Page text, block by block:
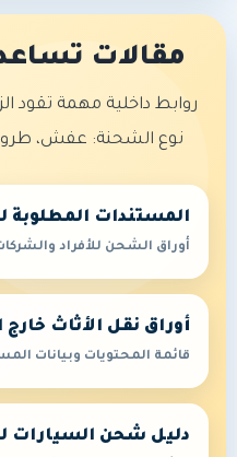
مقالات
روابط داخلية مهمة تقود
نوع الشحنة: عفش،
المستندات المطلوبة
أوراق الشحن للأفراد
أوراق نقل الأثاث
قائمة المحتويات وبيانات
دليل شحن السيارات